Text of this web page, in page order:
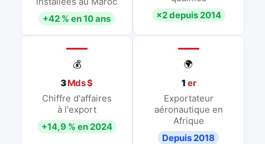
+42 % en 10 ans
×2 depuis 2014
💰
3Mds $
Chiffre d'affaires
à l'export
+14,9 % en 2024
🌍
1 er
Exportateur
aéronautique en
Afrique
Depuis 2018